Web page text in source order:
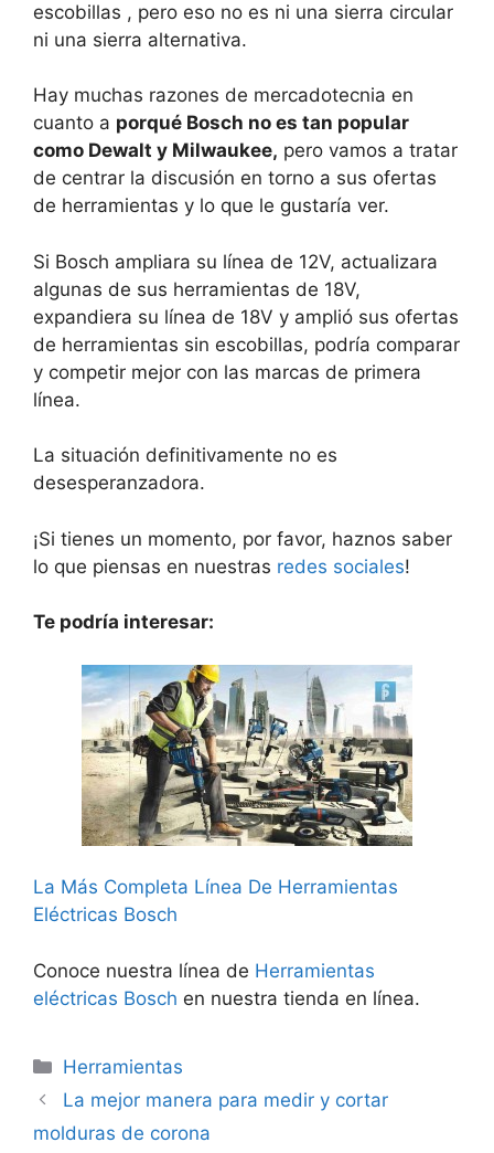
escobillas , pero eso no es ni una sierra circular
ni una sierra alternativa.
Hay muchas razones de mercadotecnia en
cuanto a porqué Bosch no es tan popular
como Dewalt y Milwaukee, pero vamos a tratar
de centrar la discusión en torno a sus ofertas
de herramientas y lo que le gustaría ver.
Si Bosch ampliara su línea de 12V, actualizara
algunas de sus herramientas de 18V,
expandiera su línea de 18V y amplió sus ofertas
de herramientas sin escobillas, podría comparar
y competir mejor con las marcas de primera
línea.
La situación definitivamente no es
desesperanzadora.
¡Si tienes un momento, por favor, haznos saber
lo que piensas en nuestras redes sociales!
Te podría interesar:
La Más Completa Línea De Herramientas
Eléctricas Bosch
Conoce nuestra línea de Herramientas
eléctricas Bosch en nuestra tienda en línea.
Categorías
Herramientas
La mejor manera para medir y cortar
molduras de corona